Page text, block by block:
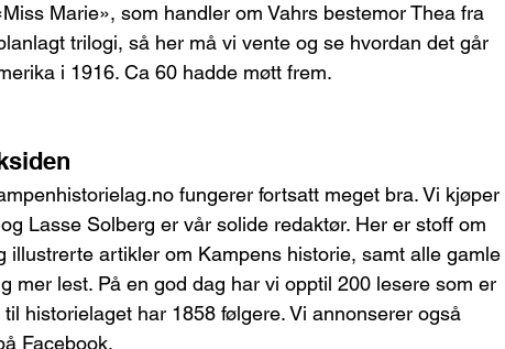
Marie», som handler om Vahrs bestemor Thea fra
trilogi, så her må vi vente og se hvordan det går
i 1916. Ca 60 hadde møtt frem.
fungerer fortsatt meget bra. Vi kjøper
Lasse Solberg er vår solide redaktør. Her er stoff om
illustrerte artikler om Kampens historie, samt alle gamle
mer lest. På en god dag har vi opptil 200 lesere som er
historielaget har 1858 følgere. Vi annonserer også
Facebook.